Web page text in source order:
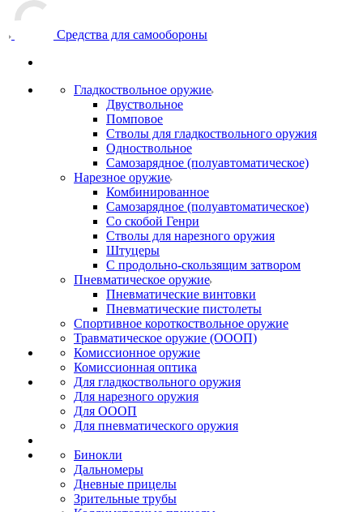
Средства для самообороны
Гладкоствольное оружие
Двуствольное
Помповое
Стволы для гладкоствольного оружия
Одноствольное
Самозарядное (полуавтоматическое)
Нарезное оружие
Комбинированное
Самозарядное (полуавтоматическое)
Со скобой Генри
Стволы для нарезного оружия
Штуцеры
С продольно-скользящим затвором
Пневматическое оружие
Пневматические винтовки
Пневматические пистолеты
Спортивное короткоствольное оружие
Травматическое оружие (ОООП)
Комиссионное оружие
Комиссионная оптика
Для гладкоствольного оружия
Для нарезного оружия
Для ОООП
Для пневматического оружия
Бинокли
Дальномеры
Дневные прицелы
Зрительные трубы